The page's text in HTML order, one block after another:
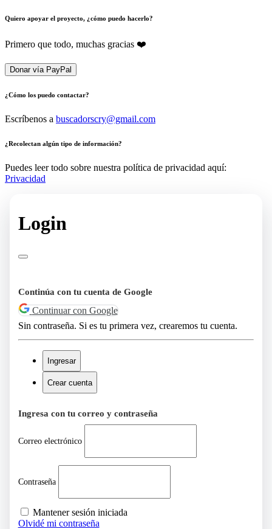
Quiero apoyar el proyecto, ¿cómo puedo hacerlo?
Primero que todo, muchas gracias ❤️
Donar vía PayPal
¿Cómo los puedo contactar?
Escríbenos a buscadorscry@gmail.com
¿Recolectan algún tipo de información?
Puedes leer todo sobre nuestra política de privacidad aquí:
Privacidad
Login
Continúa con tu cuenta de Google
Continuar con Google
Sin contraseña. Si es tu primera vez, crearemos tu cuenta.
Ingresar
Crear cuenta
Ingresa con tu correo y contraseña
Correo electrónico
Contraseña
Mantener sesión iniciada
Olvidé mi contraseña